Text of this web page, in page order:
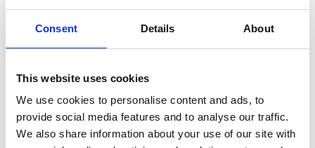
Consent Details About
This website uses cookies
We use cookies to personalise content and ads, to
provide social media features and to analyse our traffic.
We also share information about your use of our site with